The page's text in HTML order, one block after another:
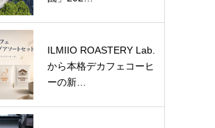
ILMIIO ROASTERY Lab.
から本格デカフェコーヒ
ーの新…